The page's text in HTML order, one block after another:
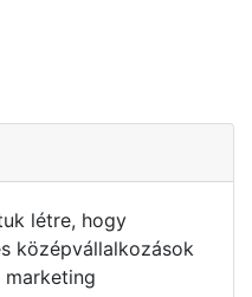
létre, hogy
középvállalkozások
marketing